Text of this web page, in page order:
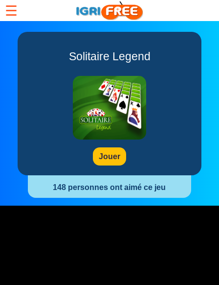
☰
Solitaire Legend
Jouer
148 personnes ont aimé ce jeu